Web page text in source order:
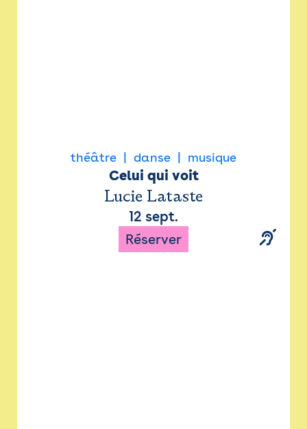
théâtre danse musique
Celui qui voit
Lucie Lataste
12 sept.
Réserver